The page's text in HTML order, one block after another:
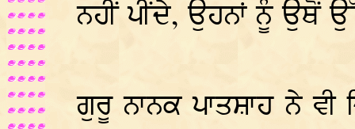
ਨਹੀਂ ਪੀਂਦੇ, ਉਹਨਾਂ ਨੂੰ ਉਥੋਂ
ਗੁਰੂ ਨਾਨਕ ਪਾਤਸ਼ਾਹ ਨੇ